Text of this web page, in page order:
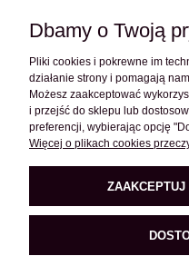
O
Dbamy o Twoją
Pliki cookies i pokrewne im
działanie strony i pomagają
Możesz zaakceptować
i przejść do sklepu lub
preferencji, wybierając opcję
Więcej o plikach cookies
ZAAKCEPTUJ